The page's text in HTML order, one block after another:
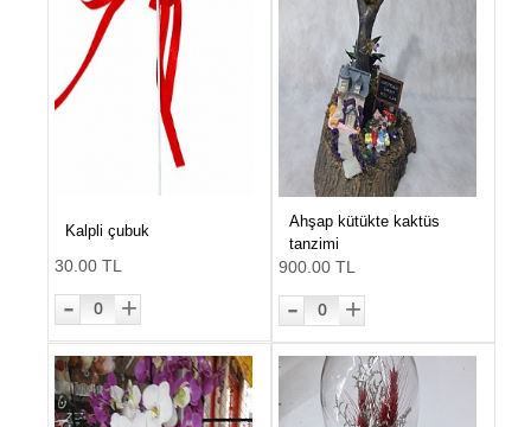
Kalpli çubuk
30.00 TL
- 0 +
Ahşap kütükte kaktüs
tanzimi
900.00 TL
- 0 +